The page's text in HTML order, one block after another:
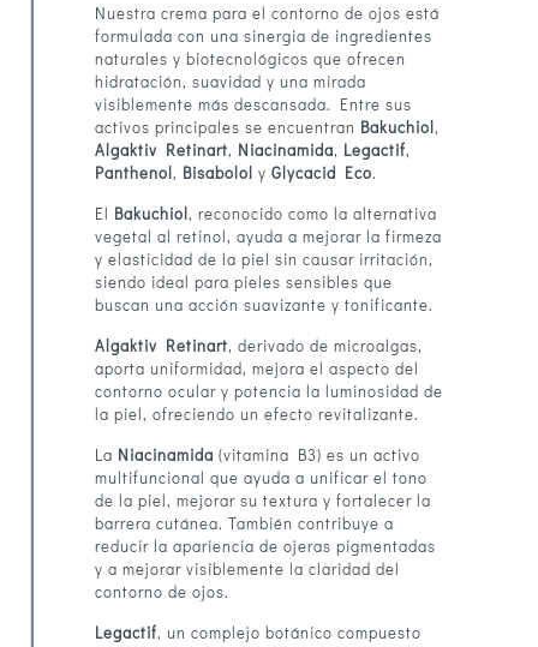
Nuestra crema para el contorno de ojos está
formulada con una sinergia de ingredientes
naturales y biotecnológicos que ofrecen
hidratación, suavidad y una mirada
visiblemente más descansada. Entre sus
activos principales se encuentran Bakuchiol,
Algaktiv Retinart, Niacinamida, Legactif,
Panthenol, Bisabolol y Glycacid Eco.
El Bakuchiol, reconocido como la alternativa
vegetal al retinol, ayuda a mejorar la firmeza
y elasticidad de la piel sin causar irritación,
siendo ideal para pieles sensibles que
buscan una acción suavizante y tonificante.
Algaktiv Retinart, derivado de microalgas,
aporta uniformidad, mejora el aspecto del
contorno ocular y potencia la luminosidad de
la piel, ofreciendo un efecto revitalizante.
La Niacinamida (vitamina B3) es un activo
multifuncional que ayuda a unificar el tono
de la piel, mejorar su textura y fortalecer la
barrera cutánea. También contribuye a
reducir la apariencia de ojeras pigmentadas
y a mejorar visiblemente la claridad del
contorno de ojos.
Legactif, un complejo botánico compuesto